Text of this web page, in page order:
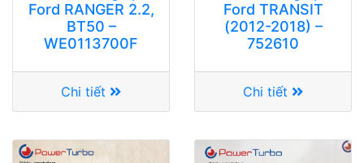
Ford RANGER 2.2,
BT50 –
WE0113700F
Chi tiết
Ford TRANSIT
(2012-2018) –
752610
Chi tiết